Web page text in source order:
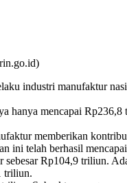
industri manufaktur
hanya mencapai
memberikan
ini telah berhasil
Rp104,9 triliun.
triliun.